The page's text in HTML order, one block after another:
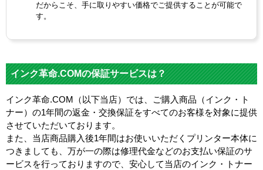
だからこそ、手に取りやすい価格でご提供することが可能で
す。
インク革命.COMの保証サービスは？
インク革命.COM（以下当店）では、ご購入商品（インク・ト
ナー）の1年間の返金・交換保証をすべてのお客様を対象に提供
させていただいております。
また、当店商品購入後1年間はお使いいただくプリンター本体に
つきましても、万が一の際は修理代金などのお支払い保証のサ
ービスを行っておりますので、安心して当店のインク・トナー